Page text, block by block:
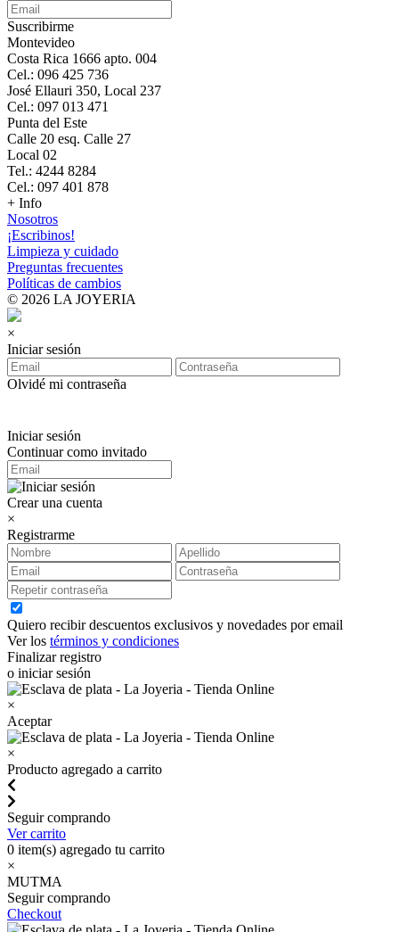
Suscribirme
Montevideo
Costa Rica 1666 apto. 004
Cel.: 096 425 736
José Ellauri 350, Local 237
Cel.: 097 013 471
Punta del Este
Calle 20 esq. Calle 27
Local 02
Tel.: 4244 8284
Cel.: 097 401 878
+ Info
Nosotros
¡Escribinos!
Limpieza y cuidado
Preguntas frecuentes
Políticas de cambios
© 2026 LA JOYERIA
×
Iniciar sesión
Olvidé mi contraseña
Iniciar sesión
Continuar como invitado
Crear una cuenta
×
Registrarme
Quiero recibir descuentos exclusivos y novedades por email
Ver los términos y condiciones
Finalizar registro
o iniciar sesión
×
Aceptar
×
Producto agregado a carrito
Seguir comprando
Ver carrito
0 item(s) agregado tu carrito
×
MUTMA
Seguir comprando
Checkout